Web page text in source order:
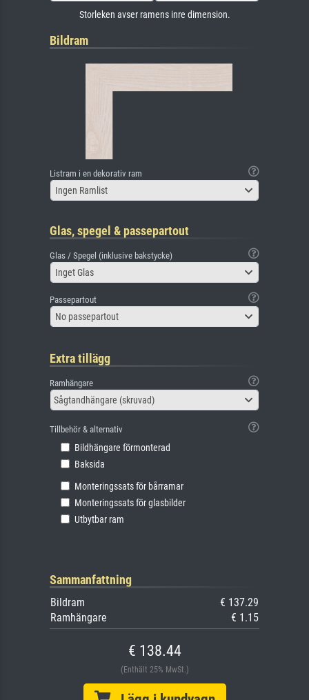
Storleken avser ramens inre dimension.
Bildram
Listram i en dekorativ ram
Ingen Ramlist
Glas, spegel & passepartout
Glas / Spegel (inklusive bakstycke)
Inget Glas
Passepartout
No passepartout
Extra tillägg
Ramhängare
Sågtandhängare (skruvad)
Tillbehör & alternativ
Bildhängare förmonterad
Baksida
Monteringssats för bårramar
Monteringssats för glasbilder
Utbytbar ram
Sammanfattning
Bildram
€ 137.29
Ramhängare
€ 1.15
€ 138.44
(Enthält 25% MwSt.)